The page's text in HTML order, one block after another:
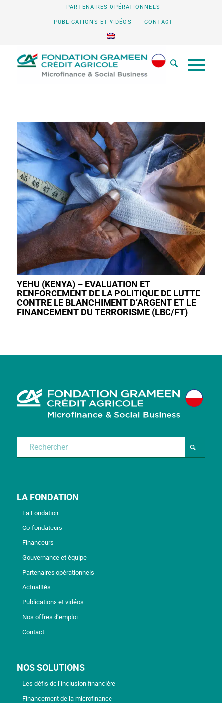
PARTENAIRES OPÉRATIONNELS
PUBLICATIONS ET VIDÉOS CONTACT
YEHU (KENYA) – EVALUATION ET
RENFORCEMENT DE LA POLITIQUE DE LUTTE
CONTRE LE BLANCHIMENT D’ARGENT ET LE
FINANCEMENT DU TERRORISME (LBC/FT)
LA FONDATION
La Fondation
Co-fondateurs
Financeurs
Gouvernance et équipe
Partenaires opérationnels
Actualités
Publications et vidéos
Nos offres d’emploi
Contact
NOS SOLUTIONS
Les défis de l’inclusion financière
Financement de la microfinance